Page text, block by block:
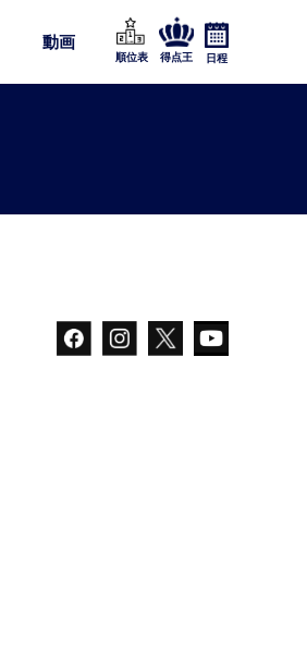
動画
順位表 得点王 日程